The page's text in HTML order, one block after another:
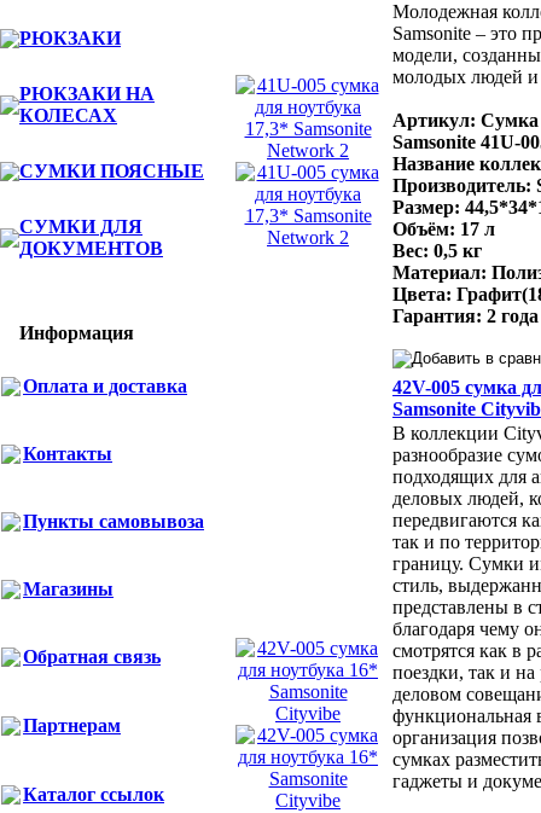
РЮКЗАКИ
РЮКЗАКИ НА
КОЛЕСАХ
СУМКИ ПОЯСНЫЕ
СУМКИ ДЛЯ
ДОКУМЕНТОВ
Информация
Оплата и доставка
Контакты
Пункты самовывоза
Магазины
Обратная связь
Партнерам
Каталог ссылок
Молодежная
Samsonite – это
модели,
молодых людей и
Артикул: Сумка
Samsonite 41U-
Название
Производитель:
Размер:
Объём: 17 л
Вес: 0,5 кг
Материал:
Цвета:
Гарантия: 2 года
42V-005 сумка
Samsonite
В коллекции
разнообразие
подходящих для
деловых людей,
передвигаются
так и по
границу. Сумки
стиль,
представлены в
благодаря чему
смотрятся как в
поездки, так и
деловом
функциональная
организация
сумках
гаджеты и